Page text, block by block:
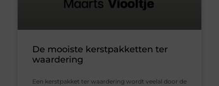
De mooiste kerstpakketten ter
waardering
Een kerstpakket ter waardering wordt veelal door de